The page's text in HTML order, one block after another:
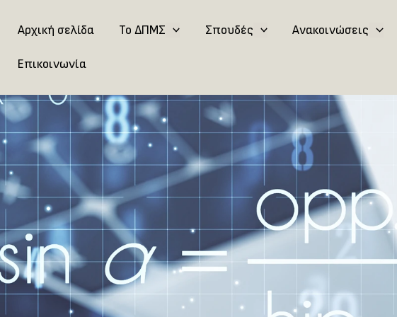
Αρχική σελίδα Το ΔΠΜΣ Σπουδές Ανακοινώσεις
Επικοινωνία